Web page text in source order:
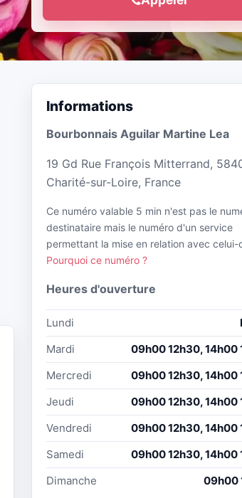
Informations
Bourbonnais Aguilar Martine Lea
19 Gd Rue François Mitterrand,
Charité-sur-Loire, France
Ce numéro valable 5 min n'est pas le
destinataire mais le numéro d'un service
permettant la mise en relation avec celui-
Pourquoi ce numéro ?
Heures d'ouverture
Lundi
Mardi
09h00 12h30, 14h00
Mercredi
09h00 12h30, 14h00
Jeudi
09h00 12h30, 14h00
Vendredi
09h00 12h30, 14h00
Samedi
09h00 12h30, 14h00
Dimanche
09h00